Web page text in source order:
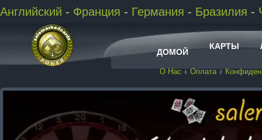
Английский - Франция - Германия - Бразилия -
ДОМОЙ
КАРТЫ
О Нас Оплата